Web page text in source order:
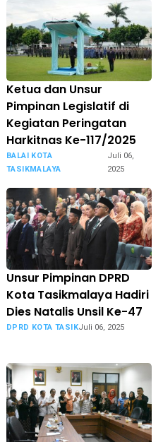
Ketua dan Unsur
Pimpinan Legislatif di
Kegiatan Peringatan
Harkitnas Ke-117/2025
BALAI KOTA
TASIKMALAYA
Juli 06,
2025
Unsur Pimpinan DPRD
Kota Tasikmalaya Hadiri
Dies Natalis Unsil Ke-47
DPRD KOTA TASIKJuli 06, 2025